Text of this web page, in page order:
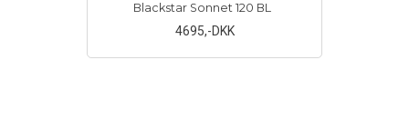
Blackstar Sonnet 120 BL
4695,-DKK